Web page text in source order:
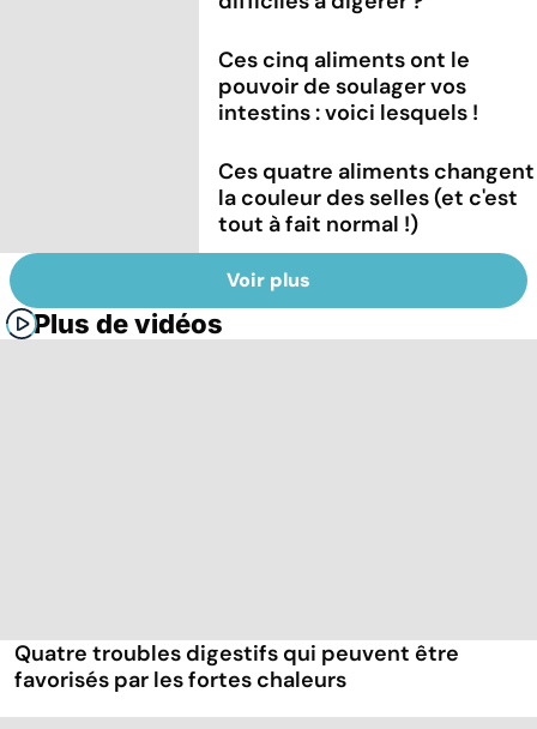
Ces cinq aliments ont le
pouvoir de soulager vos
intestins : voici lesquels !
Ces quatre aliments changent
la couleur des selles (et c'est
tout à fait normal !)
Voir plus
Plus de vidéos
Quatre troubles digestifs qui peuvent être
favorisés par les fortes chaleurs